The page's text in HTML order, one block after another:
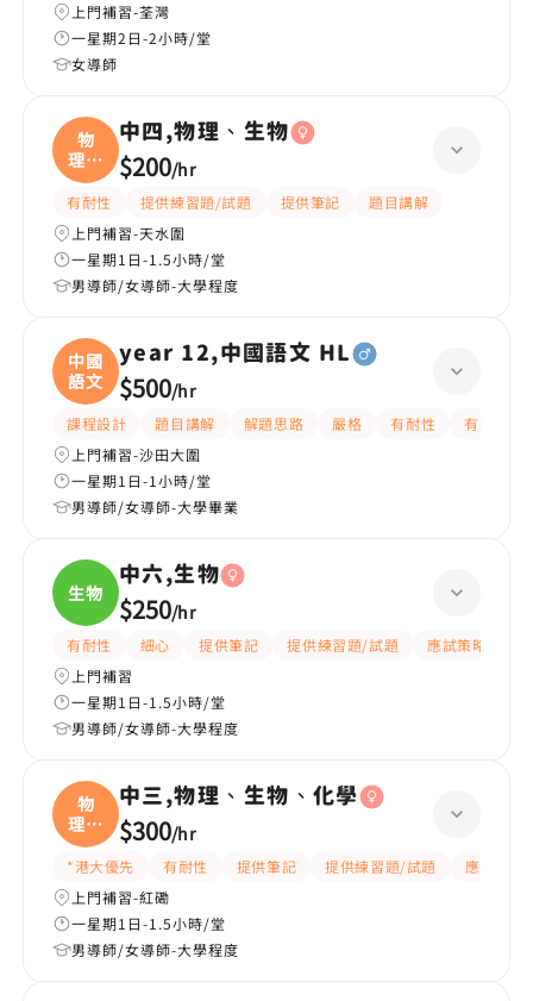
上門補習-荃灣
一星期2日-2小時/堂
女導師
物
理、
生物
中四,物理、生物
$200/hr
有耐性 提供練習題/試題 提供筆記
題目講解
上門補習-天水圍
一星期1日-1.5小時/堂
男導師/女導師-大學程度
中國
語文
year 12,中國語文 HL
$500/hr
課程設計 題目講解 解題思路 嚴格 有耐性
有愛心
上門補習-沙田大圍
一星期1日-1小時/堂
男導師/女導師-大學畢業
生物
中六,生物
$250/hr
有耐性 細心 提供筆記 提供練習題/試題
應試策略
上門補習
一星期1日-1.5小時/堂
男導師/女導師-大學程度
物
理、
生物
中三,物理、生物、化學
$300/hr
*港大優先 有耐性 提供筆記 提供練習題/試題
應試策略
上門補習-紅磡
一星期1日-1.5小時/堂
男導師/女導師-大學程度